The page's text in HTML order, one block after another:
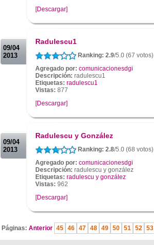
[Descargar]
09/04
2013
Radulescu1
Ranking: 2.9/5.0 (67 votos)
Agregado por: comunicacionesdgi
Descripción: radulescu1
Etiquetas: radulescu1
Vistas: 877
[Descargar]
09/04
2013
Radulescu y González
Ranking: 2.8/5.0 (68 votos)
Agregado por: comunicacionesdgi
Descripción: radulescu y gonzález
Etiquetas: radulescu y gonzález
Vistas: 962
[Descargar]
Páginas: Anterior 45 46 47 48 49 50 51 52 53